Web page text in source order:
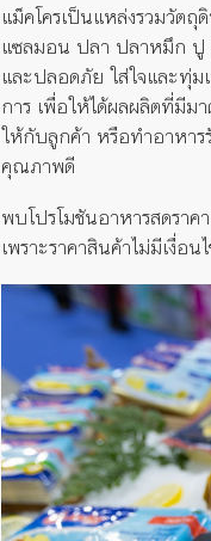
แม็คโครเป็นแหล่งรวมวัต
แซลมอน ปลา ปลาหมึก ปู
และปลอดภัย ใส่ใจและทุ่
การ เพื่อให้ได้ผลผลิตที่มีม
ให้กับลูกค้า หรือทำอาหา
คุณภาพดี
พบโปรโมชันอาหารสดรา
เพราะราคาสินค้าไม่มีเงื่อ